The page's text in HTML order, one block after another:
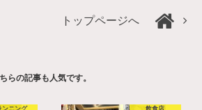
トップページへ
らの記事も人気です。